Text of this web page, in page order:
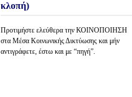
κλοπή)
Προτιμήστε ελεύθερα την ΚΟΙΝΟΠΟΙΗΣΗ
στα Μέσα Κοινωνικής Δικτύωσης και μήν
αντιγράφετε, έστω και με “πηγή”.